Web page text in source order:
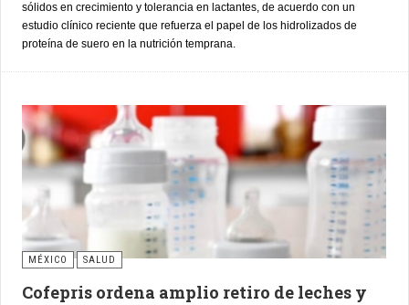
sólidos en crecimiento y tolerancia en lactantes, de acuerdo con un
estudio clínico reciente que refuerza el papel de los hidrolizados de
proteína de suero en la nutrición temprana.
MÉXICO SALUD
Cofepris ordena amplio retiro de leches y